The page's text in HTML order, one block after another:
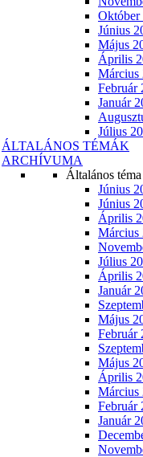
Október
Június
Május
Április
Március
Február
Január
Július
ÁLTALÁNOS TÉMÁK
ARCHÍVUMA
Általános
Június
Június
Április
Március
Július
Április
Január
Május
Február
Május
Április
Március
Február
Január